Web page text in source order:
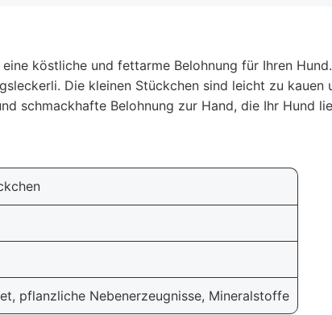
köstliche und fettarme Belohnung für Ihren
Die kleinen Stückchen sind leicht zu
schmackhafte Belohnung zur Hand, die Ihr Hund
pflanzliche Nebenerzeugnisse, Mineralstoffe